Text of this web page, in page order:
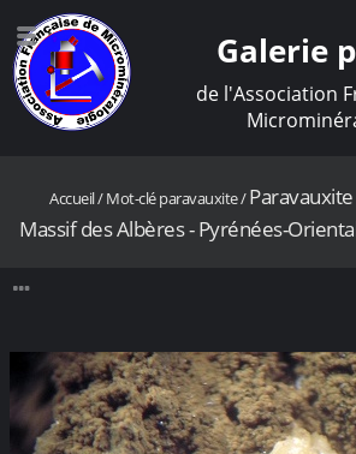
Galerie
de l'Association
Accueil/Mot-cléparavauxite/
Massif des Albères - Pyrénées-